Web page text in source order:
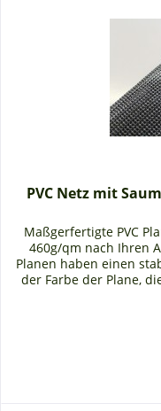
PVC Netz mit
Maßgerfertigte PVC
460g/qm nach Ihren
Planen haben einen
der Farbe der Plane,